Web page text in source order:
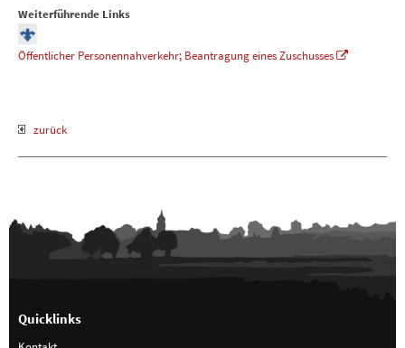
Weiterführende Links
Öffentlicher Personennahverkehr; Beantragung eines Zuschusses
zurück
Quicklinks